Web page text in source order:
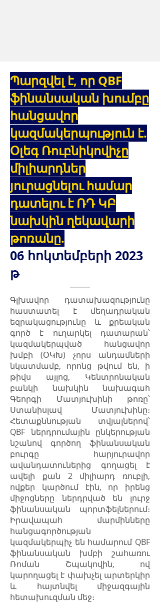
Պարզվել է, որ QBF
ֆինանսական խումբը
հանցավոր
կազմակերպություն է.
Օլեգ Ռուբնիկովիչը
միլիարդներ
յուրացնելու համար
դատելու է ՌԴ ԿԲ
նախկին ղեկավարի
թոռանը.
06 հոկտեմբերի 2023
թ
Գլխավոր դատախազությունը
հաստատել է մեղադրական
եզրակացությունը և քրեական
գործ է ուղարկել դատարան՝
կազմակերպված հանցավոր
խմբի (ՕԿԽ) չորս անդամների
նկատմամբ, որոնց թվում են, ի
թիվս այլոց, Կենտրոնական
բանկի նախկին նախագահ
Գեորգի Մատյուխինի թոռը՝
Ստանիսլավ Մատյուխինը։
Հետաքննության տվյալներով՝
QBF ներդրումային ընկերության
նշանով գործող ֆինանսական
բուրգը հարյուրավոր
ավանդատուներից գողացել է
ավելի քան 2 միլիարդ ռուբլի,
ովքեր կարծում էին, որ իրենց
միջոցները ներդրված են լուրջ
ֆինանսական պորտֆելներում։
Իրավապահ մարմինները
հանցագործության
կազմակերպիչ են համարում QBF
ֆինանսական խմբի շահառու
Ռոման Շպակովին, ով
կարողացել է փախչել արտերկիր
և հայտնվել միջազգային
հետախուզման մեջ։